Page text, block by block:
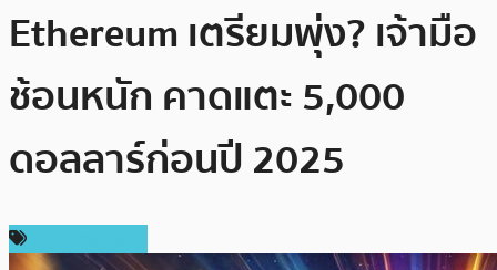
Ethereum เตรียมพุ่ง? เจ้ามือ
ช้อนหนัก คาดแตะ 5,000
ดอลลาร์ก่อนปี 2025